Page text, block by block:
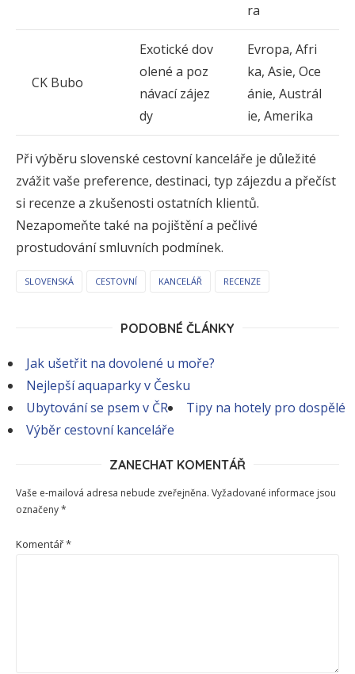
ra
CK Bubo
Exotické dov
olené a poz
návací zájez
dy
Evropa, Afri
ka, Asie, Oce
ánie, Austrál
ie, Amerika
Při výběru slovenské cestovní kanceláře je důležité
zvážit vaše preference, destinaci, typ zájezdu a přečíst
si recenze a zkušenosti ostatních klientů.
Nezapomeňte také na pojištění a pečlivé
prostudování smluvních podmínek.
SLOVENSKÁ CESTOVNÍ KANCELÁŘ RECENZE
PODOBNÉ ČLÁNKY
Jak ušetřit na dovolené u moře?
Nejlepší aquaparky v Česku
Ubytování se psem v ČR
Tipy na hotely pro dospělé
Výběr cestovní kanceláře
ZANECHAT KOMENTÁŘ
Vaše e-mailová adresa nebude zveřejněna. Vyžadované informace jsou
označeny*
Komentář*